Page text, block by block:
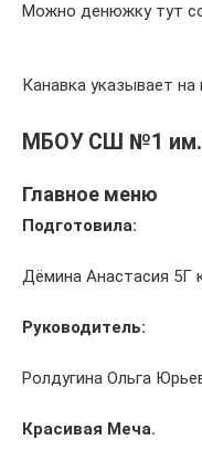
Можно денюжку тут
Канавка указывает
МБОУ СШ №1 им.
Главное меню
Подготовила:
Дёмина Анастасия 5Г
Руководитель:
Ролдугина Ольга
Красивая Меча.